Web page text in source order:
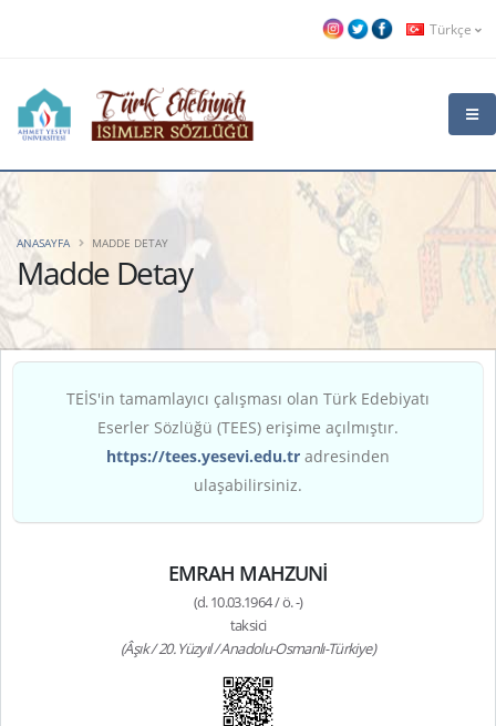
Türkçe
Madde Detay
ANASAYFA MADDE DETAY
TEİS'in tamamlayıcı çalışması olan Türk Edebiyatı
Eserler Sözlüğü (TEES) erişime açılmıştır.
https://tees.yesevi.edu.tr adresinden
ulaşabilirsiniz.
EMRAH MAHZUNİ
(d. 10.03.1964 / ö. -)
taksici
(Âşık / 20. Yüzyıl / Anadolu-Osmanlı-Türkiye)